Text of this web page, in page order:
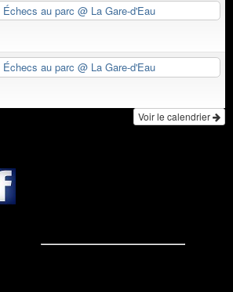
Échecs au parc @ La Gare-d'Eau
Échecs au parc @ La Gare-d'Eau
Voir le calendrier